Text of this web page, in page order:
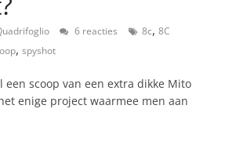
6 reacties 8c, 8C
, spyshot
een scoop van een extra dikke Mito
enige project waarmee men aan